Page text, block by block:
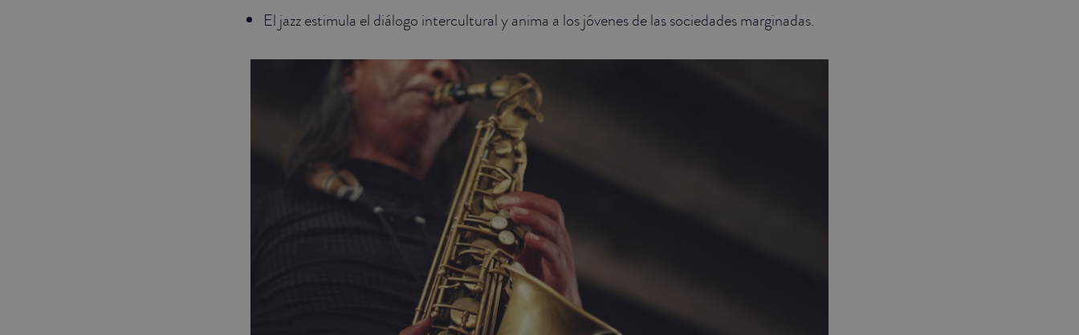
El jazz estimula el diálogo intercultural y anima a los jóvenes de las sociedades marginadas.